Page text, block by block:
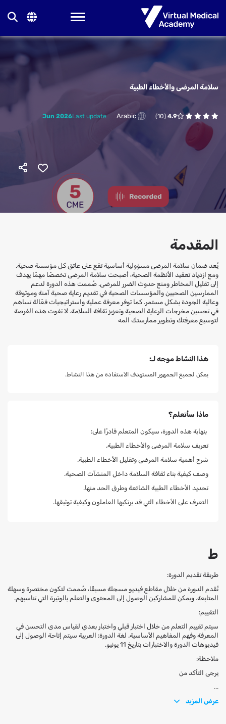
Toggle navigation
سلامة المرضى والأخطاء الطبية
4.9
(10)
Arabic
Last update
Jun 2026
المقدمة
يُعد ضمان سلامة المرضى مسؤولية أساسية تقع على عاتق كل مؤسسة صحية.
ومع ازدياد تعقيد الأنظمة الصحية، أصبحت سلامة المرضى تخصصًا مهمًا يهدف
إلى تقليل المخاطر ومنع حدوث الضرر للمرضى. صُممت هذه الدورة لدعم
الممارسين الصحيين والمؤسسات الصحية في تقديم رعاية صحية آمنة وموثوقة
وعالية الجودة بشكل مستمر. كما توفر معرفة عملية واستراتيجيات فعّالة تساهم
في تحسين مخرجات الرعاية الصحية وتعزيز ثقافة السلامة. لا تفوت هذه الفرصة
لتوسيع معرفتك وتطوير ممارستك المه
هذا النشاط موجه لـ:
يمكن لجميع الجمهور المستهدف الاستفادة من هذا النشاط.
ماذا سأتعلم؟
بنهاية هذه الدورة، سيكون المتعلم قادرًا على:
تعريف سلامة المرضى والأخطاء الطبية.
شرح أهمية سلامة المرضى وتقليل الأخطاء الطبية.
وصف كيفية بناء ثقافة السلامة داخل المنشآت الصحية.
تحديد الأخطاء الطبية الشائعة وطرق الحد منها.
التعرف على الأخطاء التي قد يرتكبها العاملون وكيفية توثيقها.
ط
طريقة تقديم الدورة:
تُقدم الدورة من خلال مقاطع فيديو مسجلة مسبقًا، صُممت لتكون مختصرة وسهلة
المتابعة. ويمكن للمشاركين الوصول إلى المحتوى والتعلم بالوتيرة التي تناسبهم.
التقييم:
سيتم تقييم التعلم من خلال اختبار قبلي واختبار بعدي لقياس مدى التحسن في
المعرفة وفهم المفاهيم الأساسية. لغة الدورة: العربية سيتم إتاحة الوصول إلى
فيديوهات الدورة والاختبارات بتاريخ 11 يونيو.
ملاحظة:
يرجى التأكد من
...
عرض المزيد